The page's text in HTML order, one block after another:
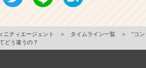
ニティエージェント ＞ タイムライン一覧 ＞
“コン
どう違うの？